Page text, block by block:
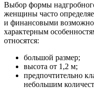
Выбор формы
женщины часто
и финансовыми
характерным
относятся:
большой размер;
высота от 1,2 м;
предпочтительно
небольшим